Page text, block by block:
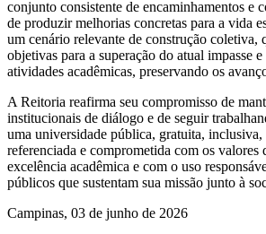
conjunto consistente de encaminhamentos e
de produzir melhorias concretas para a vida
um cenário relevante de construção coletiva,
objetivas para a superação do atual impasse
atividades acadêmicas, preservando os
A Reitoria reafirma seu compromisso de
institucionais de diálogo e de seguir
uma universidade pública, gratuita, inclusiva,
referenciada e comprometida com os valores
excelência acadêmica e com o uso
públicos que sustentam sua missão junto à
Campinas, 03 de junho de 2026